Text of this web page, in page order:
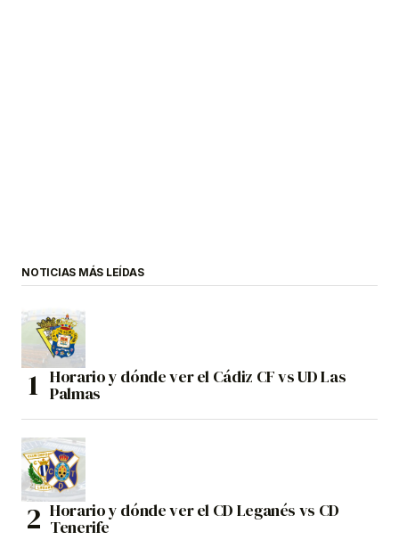
NOTICIAS MÁS LEÍDAS
Horario y dónde ver el Cádiz CF vs UD Las
Palmas
Horario y dónde ver el CD Leganés vs CD
Tenerife